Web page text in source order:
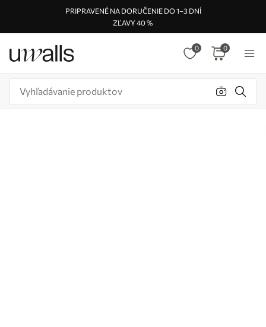
PRIPRAVENÉ NA DORUČENIE DO 1–3 DNÍ
ZĽAVY 40 %
0 0